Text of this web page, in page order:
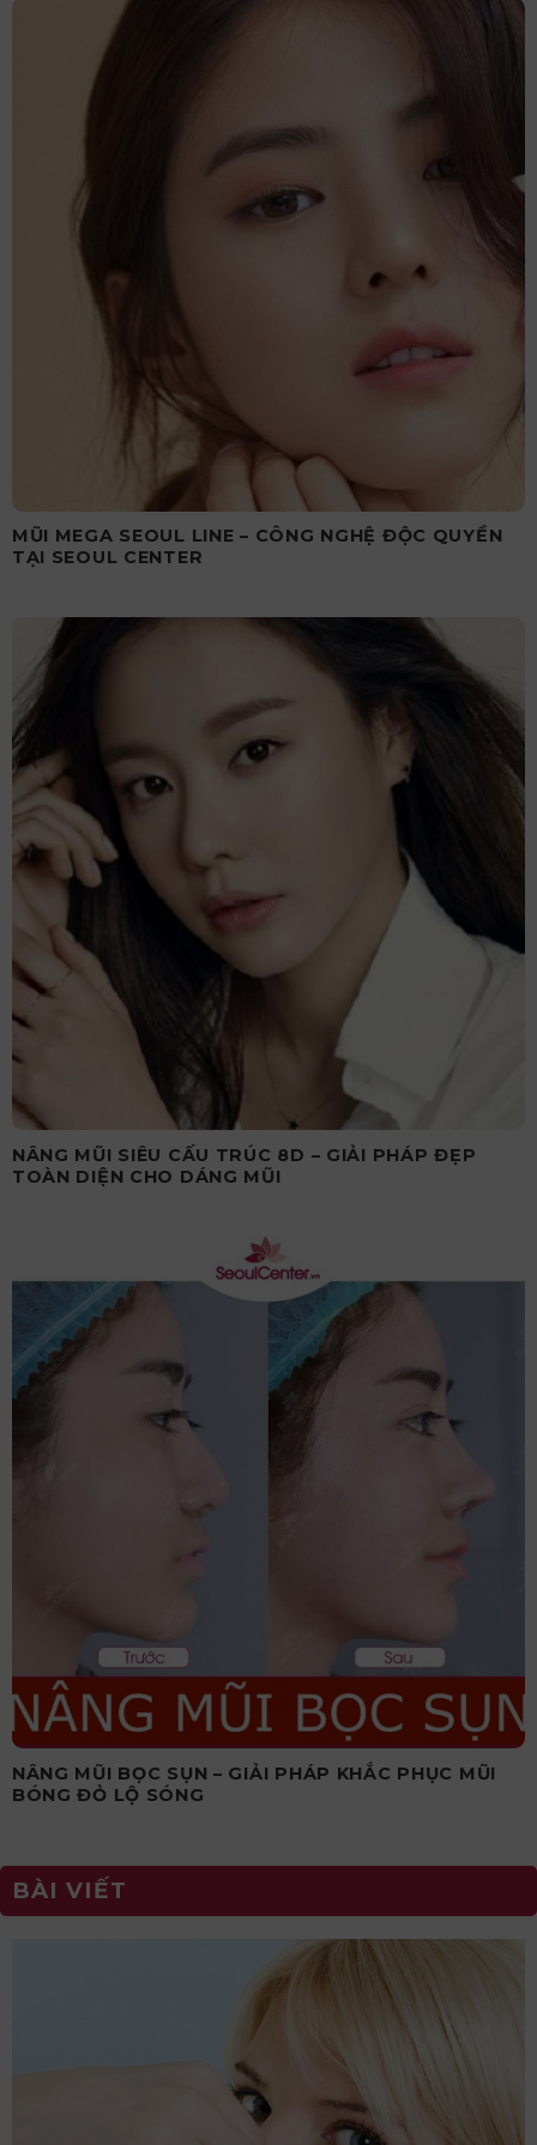
MŨI MEGA SEOUL LINE – CÔNG NGHỆ ĐỘC QUYỀN
TẠI SEOUL CENTER
NÂNG MŨI SIÊU CẤU TRÚC 8D – GIẢI PHÁP ĐẸP
TOÀN DIỆN CHO DÁNG MŨI
NÂNG MŨI BỌC SỤN – GIẢI PHÁP KHẮC PHỤC MŨI
BÓNG ĐỎ LỘ SÓNG
BÀI VIẾT